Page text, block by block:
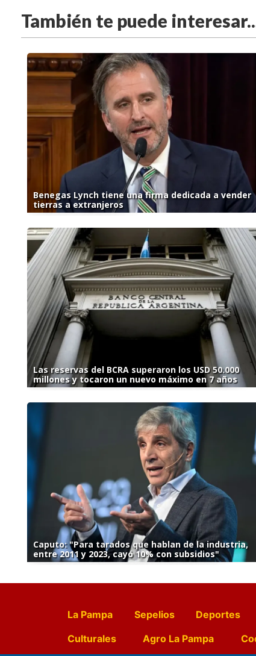
También te puede
Benegas Lynch tiene una firma dedicada a vender
tierras a extranjeros
Las reservas del BCRA superaron los USD 50.000
millones y tocaron un nuevo máximo en 7 años
Caputo: "Para tarados que hablan de la industria,
entre 2011 y 2023, cayó 10% con subsidios"
La Pampa Sepelios Deportes
Culturales
Agro La Pampa